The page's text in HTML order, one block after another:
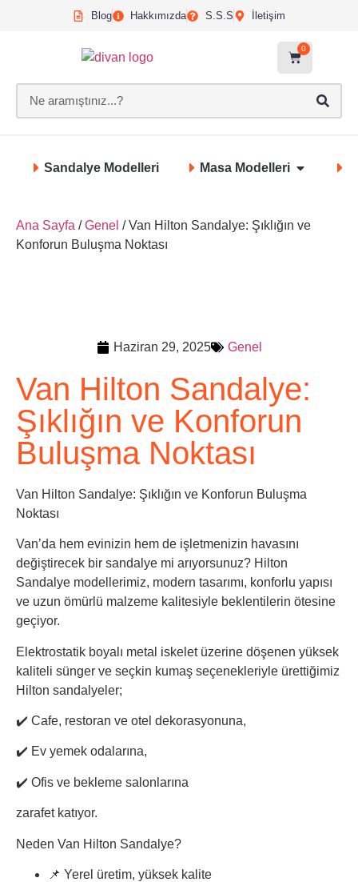
Blog Hakkımızda S.S.S İletişim
0
Sandalye Modelleri Masa Modelleri
Ana Sayfa /Genel / Van Hilton Sandalye: Şıklığın ve
Konforun Buluşma Noktası
Haziran 29, 2025 Genel
Van Hilton Sandalye:
Şıklığın ve Konforun
Buluşma Noktası
Van Hilton Sandalye: Şıklığın ve Konforun Buluşma
Noktası
Van’da hem evinizin hem de işletmenizin havasını
değiştirecek bir sandalye mi arıyorsunuz? Hilton
Sandalye modellerimiz, modern tasarımı, konforlu yapısı
ve uzun ömürlü malzeme kalitesiyle beklentilerin ötesine
geçiyor.
Elektrostatik boyalı metal iskelet üzerine döşenen yüksek
kaliteli sünger ve seçkin kumaş seçenekleriyle ürettiğimiz
Hilton sandalyeler;
✔️ Cafe, restoran ve otel dekorasyonuna,
✔️ Ev yemek odalarına,
✔️ Ofis ve bekleme salonlarına
zarafet katıyor.
Neden Van Hilton Sandalye?
📌 Yerel üretim, yüksek kalite